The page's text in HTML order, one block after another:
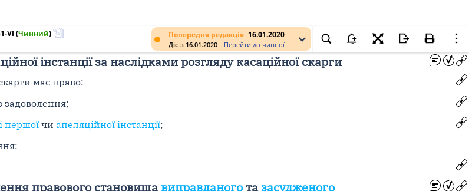
Попередня редакція 16.01.2020
Діє з 16.01.2020 Перейти до чинної
VI (Чинний)